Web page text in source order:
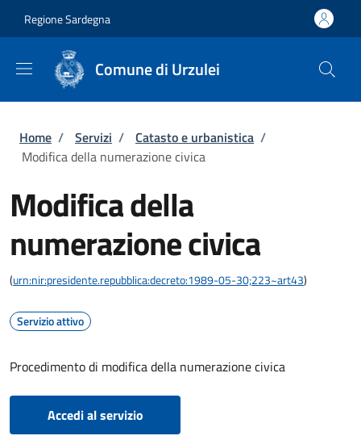
Regione Sardegna
Comune di Urzulei
Briciole di pane
Home / Servizi / Catasto e urbanistica /
Modifica della numerazione civica
Modifica della
numerazione civica
(urn:nir:presidente.repubblica:decreto:1989-05-30;223~art43)
Servizio attivo
Procedimento di modifica della numerazione civica
Accedi al servizio